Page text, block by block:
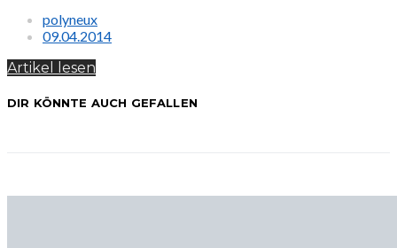
polyneux
09.04.2014
Artikel lesen
DIR KÖNNTE AUCH GEFALLEN